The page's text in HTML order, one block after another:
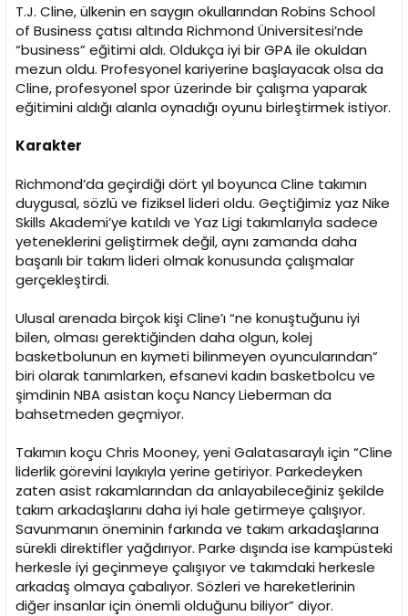
T.J. Cline, ülkenin en saygın okullarından Robins School
of Business çatısı altında Richmond Üniversitesi’nde
“business” eğitimi aldı. Oldukça iyi bir GPA ile okuldan
mezun oldu. Profesyonel kariyerine başlayacak olsa da
Cline, profesyonel spor üzerinde bir çalışma yaparak
eğitimini aldığı alanla oynadığı oyunu birleştirmek istiyor.
Karakter
Richmond’da geçirdiği dört yıl boyunca Cline takımın
duygusal, sözlü ve fiziksel lideri oldu. Geçtiğimiz yaz Nike
Skills Akademi’ye katıldı ve Yaz Ligi takımlarıyla sadece
yeteneklerini geliştirmek değil, aynı zamanda daha
başarılı bir takım lideri olmak konusunda çalışmalar
gerçekleştirdi.
Ulusal arenada birçok kişi Cline’ı “ne konuştuğunu iyi
bilen, olması gerektiğinden daha olgun, kolej
basketbolunun en kıymeti bilinmeyen oyuncularından”
biri olarak tanımlarken, efsanevi kadın basketbolcu ve
şimdinin NBA asistan koçu Nancy Lieberman da
bahsetmeden geçmiyor.
Takımın koçu Chris Mooney, yeni Galatasaraylı için “Cline
liderlik görevini layıkıyla yerine getiriyor. Parkedeyken
zaten asist rakamlarından da anlayabileceğiniz şekilde
takım arkadaşlarını daha iyi hale getirmeye çalışıyor.
Savunmanın öneminin farkında ve takım arkadaşlarına
sürekli direktifler yağdırıyor. Parke dışında ise kampüsteki
herkesle iyi geçinmeye çalışıyor ve takımdaki herkesle
arkadaş olmaya çabalıyor. Sözleri ve hareketlerinin
diğer insanlar için önemli olduğunu biliyor” diyor.